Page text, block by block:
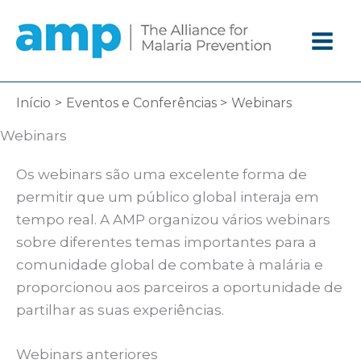
diretamente
para
o
conteúdo
Início Eventos e Conferências Webinars
Webinars
Os webinars são uma excelente forma de
permitir que um público global interaja em
tempo real. A AMP organizou vários webinars
sobre diferentes temas importantes para a
comunidade global de combate à malária e
proporcionou aos parceiros a oportunidade de
partilhar as suas experiências.
Webinars anteriores